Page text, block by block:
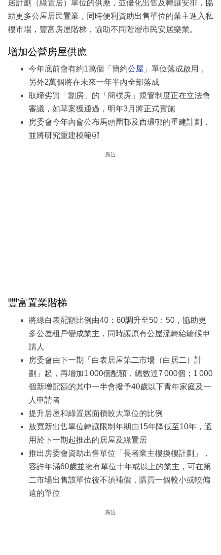
居計劃（綠置居）單位的供應，並優化出售及轉讓安排，協
助更多公屋居民置業，同時便利資助出售單位的業主進入私
樓市場，豐富房屋階梯，協助不同階層市民安居樂業。
增加公營房屋供應
今年底前會有約1萬個「簡約公屋 」單位落成啟用，
另外2萬個將在未來一年半內全部落成
取締劣質「劏房」的「簡樸房」規管制度正在立法會
審議，如草案獲通過，明年3月將正式實施
房委會今年內會公布馬頭圍邨及西環邨的重建計劃，
並將研究重建模範邨
廣告
豐富置業階梯
將綠白表配額比例由40：60調升至50：50，協助更
多公屋租戶變成業主，同時讓原有公屋流轉給輪候申
請人
房委會由下一期「白表居屋第二市場（白居二）計
劃」起，再增加1 000個配額，總數達7 000個；1 000
個新增配額的其中一半會撥予40歲以下青年家庭及一
人申請者
提升居屋和綠置居面積較大單位的比例
放寬新出售單位轉讓限制年期由15年降低至10年，適
用於下一期起推出的居屋及綠置居
推出房委會資助出售單位「長者業主樓換樓計劃」，
容許年滿60歲並擁有單位十年或以上的業主，可在第
二市場出售該單位後不須補價，購買一個較小或較偏
遠的單位
廣告